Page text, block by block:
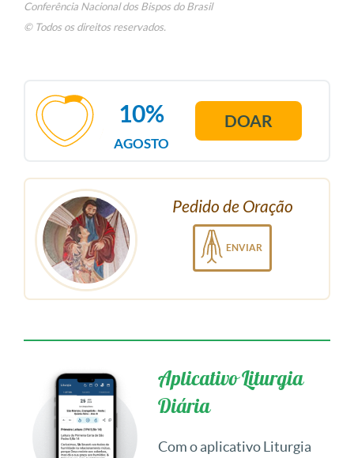
Conferência Nacional dos Bispos do Brasil
© Todos os direitos reservados.
AGOSTO
10% DOAR
Pedido de Oração
ENVIAR
Aplicativo Liturgia
Diária
Com o aplicativo Liturgia